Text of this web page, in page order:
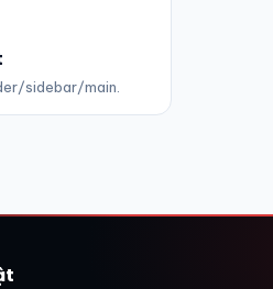
sidebar/main.